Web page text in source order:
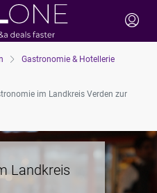
Gastronomie & Hotellerie
im Landkreis Verden zur
Landkreis